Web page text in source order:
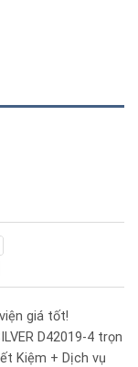
giá tốt!
D42019-4 trọn
Kiệm + Dịch vụ